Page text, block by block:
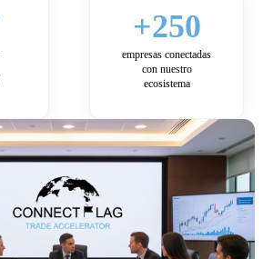
+250
empresas conectadas
con nuestro
ecosistema